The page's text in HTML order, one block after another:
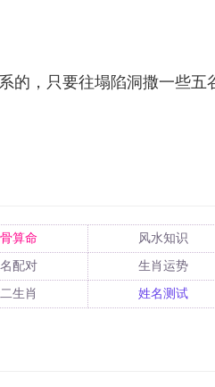
的，只要往塌陷洞撒一些五
算命 风水知识
配对 生肖运势
生肖 姓名测试